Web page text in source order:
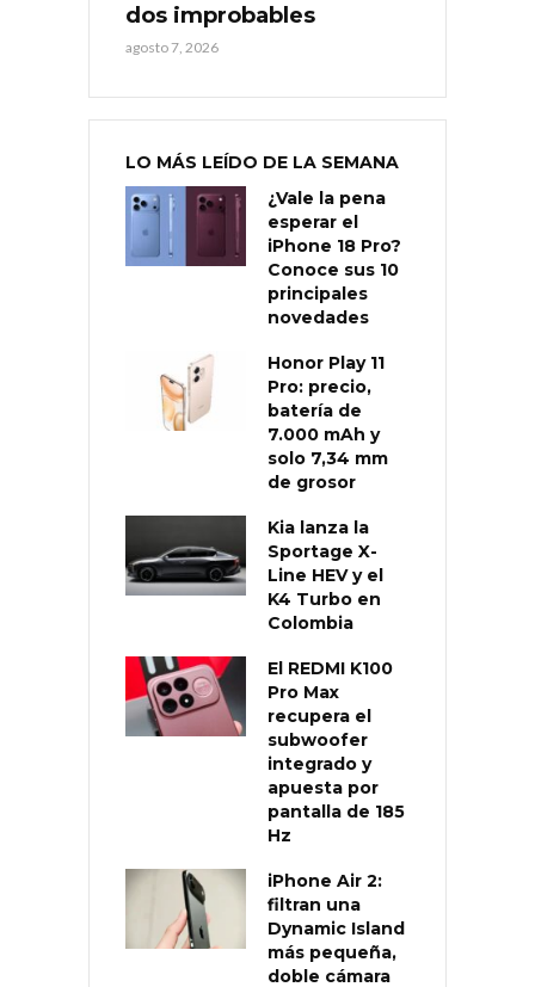
dos improbables
agosto 7, 2026
LO MÁS LEÍDO DE LA SEMANA
¿Vale la pena
esperar el
iPhone 18 Pro?
Conoce sus 10
principales
novedades
Honor Play 11
Pro: precio,
batería de
7.000 mAh y
solo 7,34 mm
de grosor
Kia lanza la
Sportage X-
Line HEV y el
K4 Turbo en
Colombia
El REDMI K100
Pro Max
recupera el
subwoofer
integrado y
apuesta por
pantalla de 185
Hz
iPhone Air 2:
filtran una
Dynamic Island
más pequeña,
doble cámara